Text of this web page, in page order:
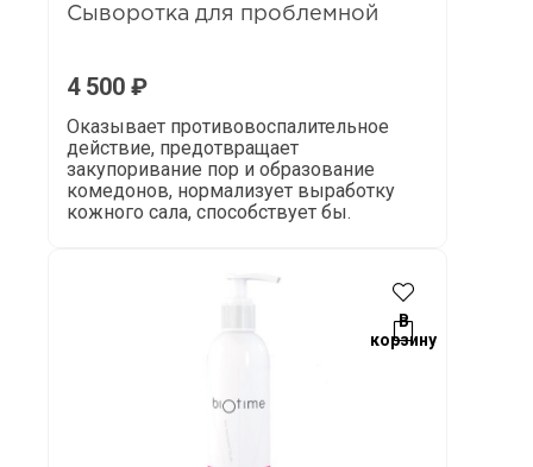
Сыворотка для проблемной
4 500 ₽
Оказывает противовоспалительное
действие, предотвращает
закупоривание пор и образование
комедонов, нормализует выработку
кожного сала, способствует бы.
В
корзину